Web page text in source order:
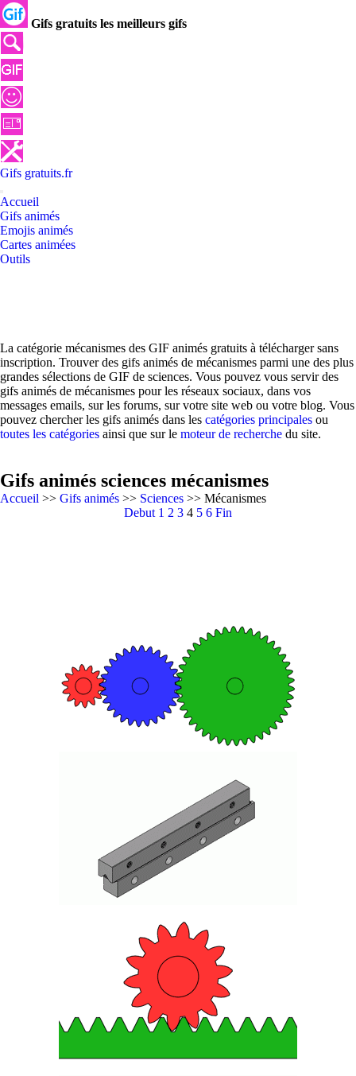
Gifs gratuits les meilleurs gifs
Gifs gratuits.fr
Accueil
Gifs animés
Emojis animés
Cartes animées
Outils
La catégorie mécanismes des GIF animés gratuits à télécharger sans
inscription. Trouver des gifs animés de mécanismes parmi une des plus
grandes sélections de GIF de sciences. Vous pouvez vous servir des
gifs animés de mécanismes pour les réseaux sociaux, dans vos
messages emails, sur les forums, sur votre site web ou votre blog. Vous
pouvez chercher les gifs animés dans les catégories principales ou
toutes les catégories ainsi que sur le moteur de recherche du site.
Gifs animés sciences mécanismes
Accueil >> Gifs animés >> Sciences >> Mécanismes
Debut 1 2 3 4 5 6 Fin